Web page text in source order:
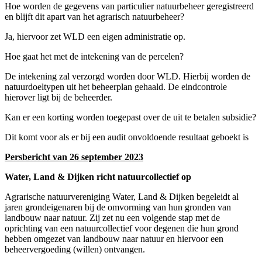
Hoe worden de gegevens van particulier natuurbeheer geregistreerd
en blijft dit apart van het agrarisch natuurbeheer?
Ja, hiervoor zet WLD een eigen administratie op.
Hoe gaat het met de intekening van de percelen?
De intekening zal verzorgd worden door WLD. Hierbij worden de
natuurdoeltypen uit het beheerplan gehaald. De eindcontrole
hierover ligt bij de beheerder.
Kan er een korting worden toegepast over de uit te betalen subsidie?
Dit komt voor als er bij een audit onvoldoende resultaat geboekt is
Persbericht van 26 september 2023
Water, Land & Dijken richt natuurcollectief op
Agrarische natuurvereniging Water, Land & Dijken begeleidt al
jaren grondeigenaren bij de omvorming van hun gronden van
landbouw naar natuur. Zij zet nu een volgende stap met de
oprichting van een natuurcollectief voor degenen die hun grond
hebben omgezet van landbouw naar natuur en hiervoor een
beheervergoeding (willen) ontvangen.